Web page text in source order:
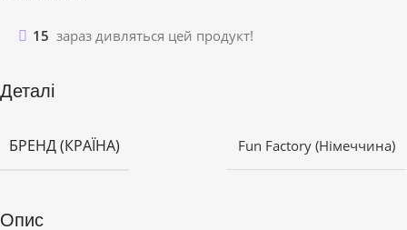
15 зараз дивляться цей продукт!
Деталі
БРЕНД (КРАЇНА) Fun Factory (Німеччина)
Опис